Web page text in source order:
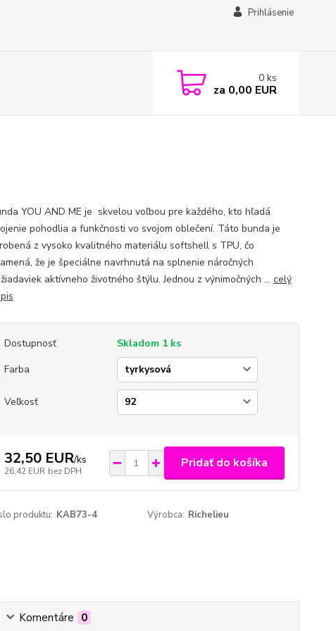
Prihlásenie
0 ks
za 0,00 EUR
YOU AND ME je skvelou voľbou pre každého, kto hľadá
pohodlia a funkčnosti vo svojom oblečení. Táto bunda je
z vysoko kvalitného materiálu softshell s TPU, čo
že je špeciálne navrhnutá na splnenie náročných
aktívneho životného štýlu. Jednou z výnimočných ... celý
Dostupnosť
Skladom 1 ks
Farba
Veľkosť
32,50 EUR/ks
26,42 EUR bez DPH
Pridať do košíka
produktu: KAB73-4 Výrobca: Richelieu
Komentáre 0